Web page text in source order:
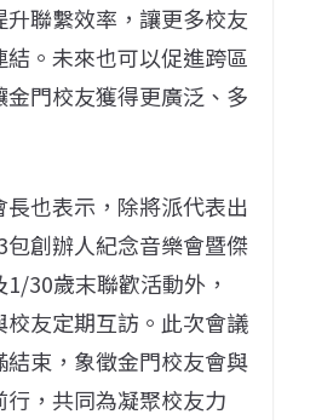
聯繫效率，讓更多校友
。未來也可以促進跨區
門校友獲得更廣泛、多
也表示，除將派代表出
創辦人紀念音樂會暨傑
30歲末聯歡活動外，
友定期互訪。此次會議
束，象徵金門校友會與
，共同為凝聚校友力